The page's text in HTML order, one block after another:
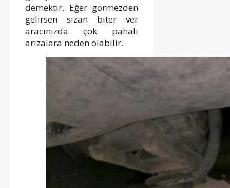
demektir. Eğer görmezden
gelirsen sızan biter ver
aracınızda çok pahalı
arızalara neden olabilir.